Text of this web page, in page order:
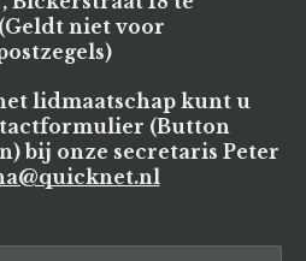
niet voor
lidmaatschap kunt u
(Button
bij onze secretaris Peter